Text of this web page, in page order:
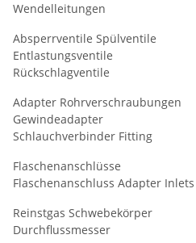
Wendelleitungen
Absperrventile Spülventile
Entlastungsventile
Rückschlagventile
Adapter Rohrverschraubungen
Gewindeadapter
Schlauchverbinder Fitting
Flaschenanschlüsse
Flaschenanschluss Adapter Inlets
Reinstgas Schwebekörper
Durchflussmesser